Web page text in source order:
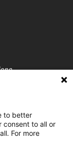
to better
consent to all or
For more